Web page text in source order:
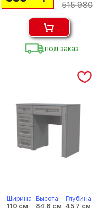
515 980
под заказ
Ширина
110 см
Высота
84.6 см
Глубина
45.7 см